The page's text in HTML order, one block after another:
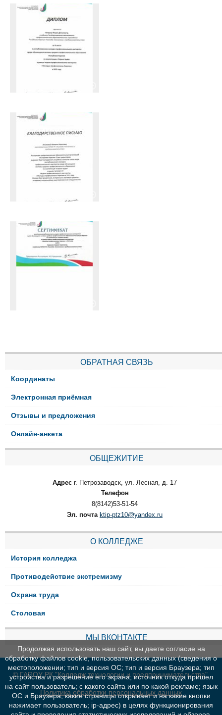
ОБРАТНАЯ СВЯЗЬ
Координаты
Электронная приёмная
Отзывы и предложения
Онлайн-анкета
ОБЩЕЖИТИЕ
Адрес г. Петрозаводск, ул. Лесная, д. 17
Телефон
8(8142)53-51-54
Эл. почта ktip-ptz10@yandex.ru
О КОЛЛЕДЖЕ
История колледжа
Противодействие экстремизму
Охрана труда
Столовая
МЫ ВКОНТАКТЕ
© ГАПОУ РК "Колледж технологии и предпринимательства"
Политика обработки персональных данных
Продолжая использовать наш сайт, вы даете согласие на
обработку файлов cookie, пользовательских данных (сведения о
местоположении; тип и версия ОС; тип и версия Браузера; тип
устройства и разрешение его экрана; источник откуда пришел
на сайт пользователь; с какого сайта или по какой рекламе; язык
ОС и Браузера; какие страницы открывает и на какие кнопки
нажимает пользователь; ip-адрес) в целях функционирования